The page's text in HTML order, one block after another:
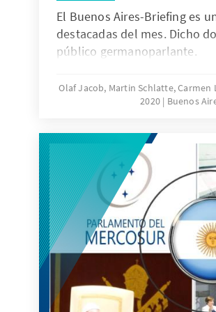
El Buenos Aires-Briefing es
destacadas del mes. Dicho
público germanoparlante.
Olaf Jacob, Martin Schlatte, Carmen
2020
Buenos